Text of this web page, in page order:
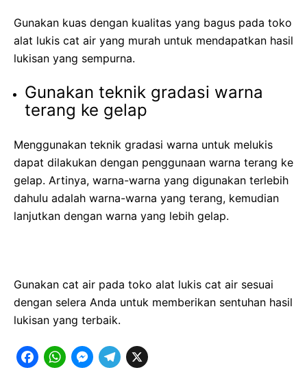
Gunakan kuas dengan kualitas yang bagus pada toko
alat lukis cat air yang murah untuk mendapatkan hasil
lukisan yang sempurna.
Gunakan teknik gradasi warna
terang ke gelap
Menggunakan teknik gradasi warna untuk melukis
dapat dilakukan dengan penggunaan warna terang ke
gelap. Artinya, warna-warna yang digunakan terlebih
dahulu adalah warna-warna yang terang, kemudian
lanjutkan dengan warna yang lebih gelap.
Gunakan cat air pada toko alat lukis cat air sesuai
dengan selera Anda untuk memberikan sentuhan hasil
lukisan yang terbaik.
F W M T X